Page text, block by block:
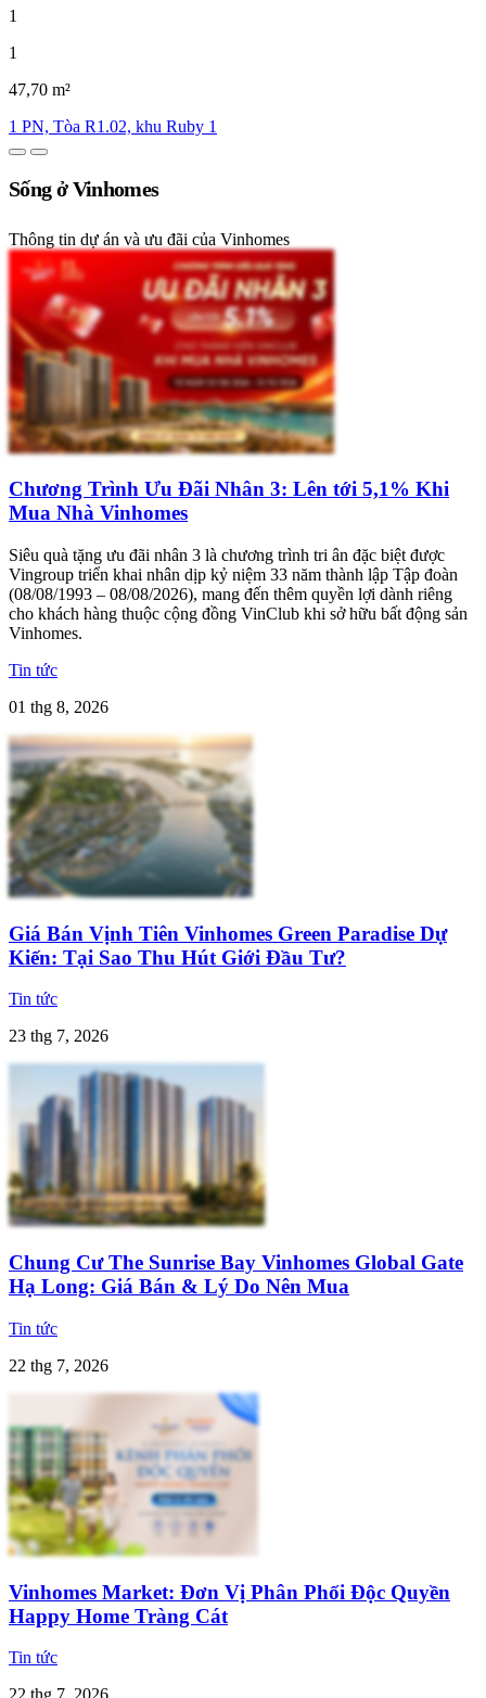
1
1
47,70 m²
1 PN, Tòa R1.02, khu Ruby 1
Sống ở Vinhomes
Thông tin dự án và ưu đãi của Vinhomes
Chương Trình Ưu Đãi Nhân 3: Lên tới 5,1% Khi
Mua Nhà Vinhomes
Siêu quà tặng ưu đãi nhân 3 là chương trình tri ân đặc biệt được
Vingroup triển khai nhân dịp kỷ niệm 33 năm thành lập Tập đoàn
(08/08/1993 – 08/08/2026), mang đến thêm quyền lợi dành riêng
cho khách hàng thuộc cộng đồng VinClub khi sở hữu bất động sản
Vinhomes.
Tin tức
01 thg 8, 2026
Giá Bán Vịnh Tiên Vinhomes Green Paradise Dự
Kiến: Tại Sao Thu Hút Giới Đầu Tư?
Tin tức
23 thg 7, 2026
Chung Cư The Sunrise Bay Vinhomes Global Gate
Hạ Long: Giá Bán & Lý Do Nên Mua
Tin tức
22 thg 7, 2026
Vinhomes Market: Đơn Vị Phân Phối Độc Quyền
Happy Home Tràng Cát
Tin tức